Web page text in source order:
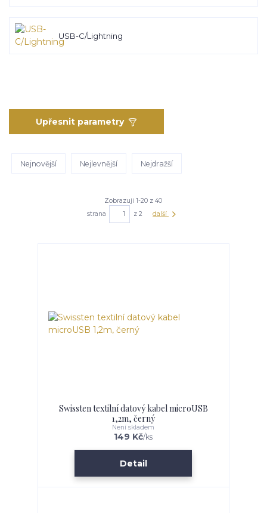
USB-C/Lightning
Upřesnit parametry
Nejnovější Nejlevnější Nejdražší
Zobrazuji 1-20 z 40
strana
z 2 další
Swissten textilní datový kabel microUSB
1,2m, černý
149 Kč/ks
Není skladem
Detail